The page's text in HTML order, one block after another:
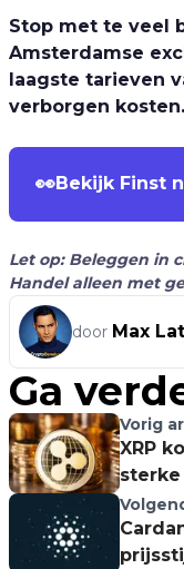
Stop met te veel
Amsterdamse
laagste tarieven
verborgen kosten.
👀Bekijk Finst
Let op: Beleggen in
Handel alleen met
door Max
Ga
Vorig
XRP